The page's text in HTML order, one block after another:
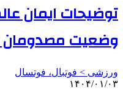
توضیحات ایمان
وضعیت مصدومان
ورزشی > فوتبال، فوتسال
۱۴۰۴/۰۱/۰۳